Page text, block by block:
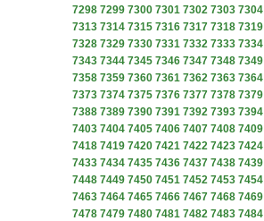
7298 7299 7300 7301 7302 7303 7304
7313 7314 7315 7316 7317 7318 7319
7328 7329 7330 7331 7332 7333 7334
7343 7344 7345 7346 7347 7348 7349
7358 7359 7360 7361 7362 7363 7364
7373 7374 7375 7376 7377 7378 7379
7388 7389 7390 7391 7392 7393 7394
7403 7404 7405 7406 7407 7408 7409
7418 7419 7420 7421 7422 7423 7424
7433 7434 7435 7436 7437 7438 7439
7448 7449 7450 7451 7452 7453 7454
7463 7464 7465 7466 7467 7468 7469
7478 7479 7480 7481 7482 7483 7484